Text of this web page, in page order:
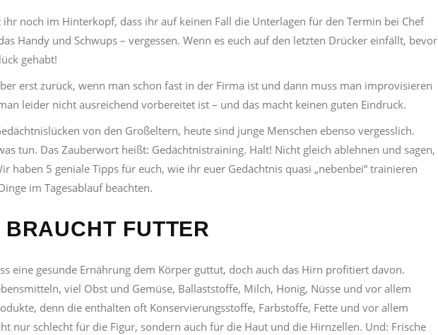
ihr noch im Hinterkopf, dass ihr auf keinen Fall die Unterlagen für den Termin bei Chef
Handy und Schwups – vergessen. Wenn es euch auf den letzten Drücker einfällt, bevor
gehabt!
erst zurück, wenn man schon fast in der Firma ist und dann muss man improvisieren
leider nicht ausreichend vorbereitet ist – und das macht keinen guten Eindruck.
von den Großeltern, heute sind junge Menschen ebenso vergesslich.
tun. Das Zauberwort heißt: Gedächtnistraining. Halt! Nicht gleich ablehnen und sagen,
haben 5 geniale Tipps für euch, wie ihr euer Gedächtnis quasi „nebenbei“ trainieren
im Tagesablauf beachten.
FUTTER
eine gesunde Ernährung dem Körper guttut, doch auch das Hirn profitiert davon.
viel Obst und Gemüse, Ballaststoffe, Milch, Honig, Nüsse und vor allem
denn die enthalten oft Konservierungsstoffe, Farbstoffe, Fette und vor allem
nur schlecht für die Figur, sondern auch für die Haut und die Hirnzellen. Und: Frische